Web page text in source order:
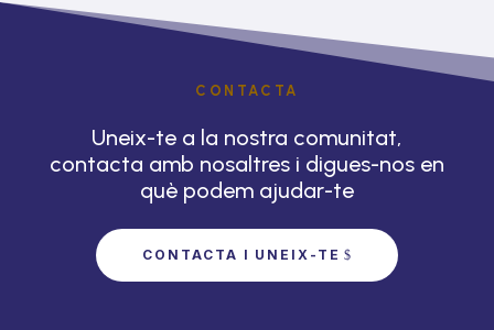
CONTACTA
Uneix-te a la nostra comunitat,
contacta amb nosaltres i digues-nos en
què podem ajudar-te
CONTACTA I UNEIX-TE